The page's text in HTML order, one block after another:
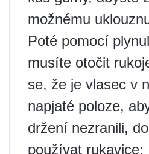
možnému
Poté pomocí
musíte otočit
se, že je vlasec v
napjaté poloze,
držení nezranili,
používat rukavice;